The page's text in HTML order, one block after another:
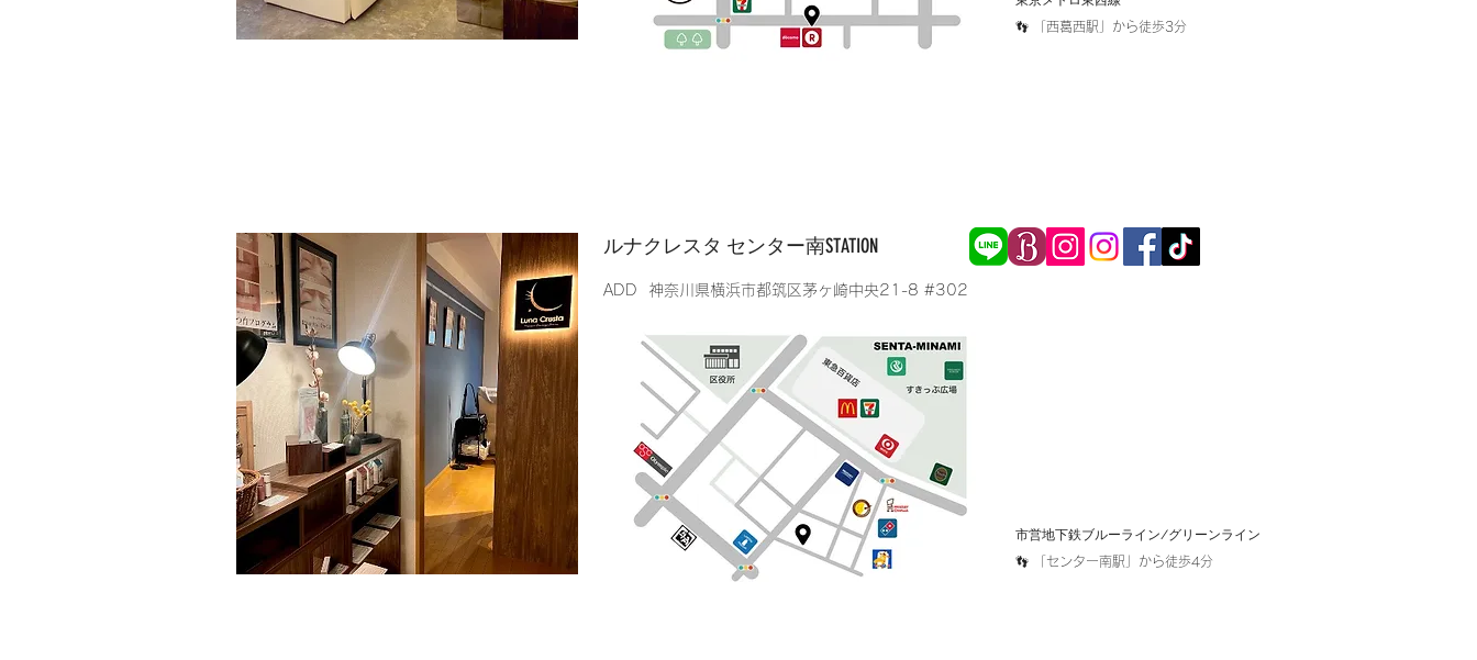
​👣 「西葛西駅」から徒歩3分
​ルナクレスタ センター南STATION
​ADD 神奈川県横浜市都筑区茅ヶ崎中央21-8 #302
市営地下鉄ブルーライン/グリーンライン​
​👣 「センター南駅」から徒歩4分